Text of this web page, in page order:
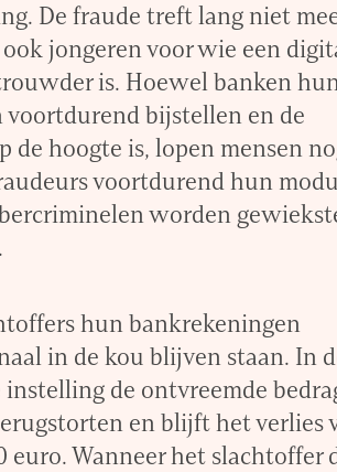
De fraude treft lang niet
jongeren voor wie een
is. Hoewel banken
bijstellen en de
de hoogte is, lopen mensen
voortdurend hun
worden
hun bankrekeningen
in de kou blijven staan. In
de ontvreemde
en blijft het verlies
euro. Wanneer het slachtoffer